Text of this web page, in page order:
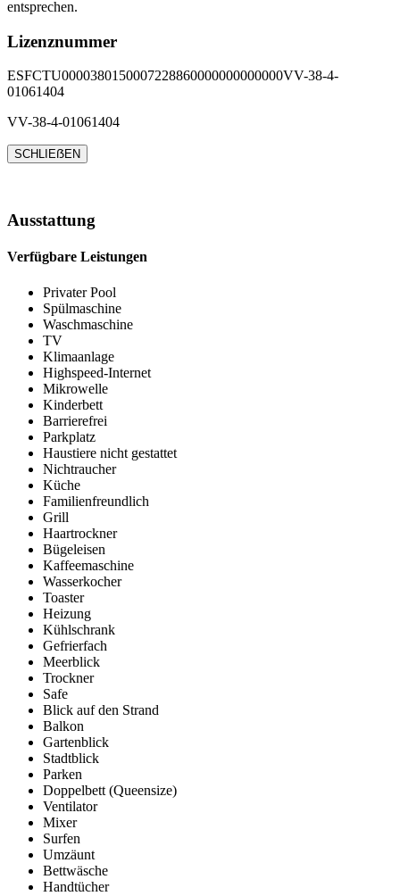
entsprechen.
Lizenznummer
ESFCTU0000380150007228860000000000000VV-38-4-
01061404
VV-38-4-01061404
SCHLIEẞEN
Ausstattung
Verfügbare Leistungen
Privater Pool
Spülmaschine
Waschmaschine
TV
Klimaanlage
Highspeed-Internet
Mikrowelle
Kinderbett
Barrierefrei
Parkplatz
Haustiere nicht gestattet
Nichtraucher
Küche
Familienfreundlich
Grill
Haartrockner
Bügeleisen
Kaffeemaschine
Wasserkocher
Toaster
Heizung
Kühlschrank
Gefrierfach
Meerblick
Trockner
Safe
Blick auf den Strand
Balkon
Gartenblick
Stadtblick
Parken
Doppelbett (Queensize)
Ventilator
Mixer
Surfen
Umzäunt
Bettwäsche
Handtücher